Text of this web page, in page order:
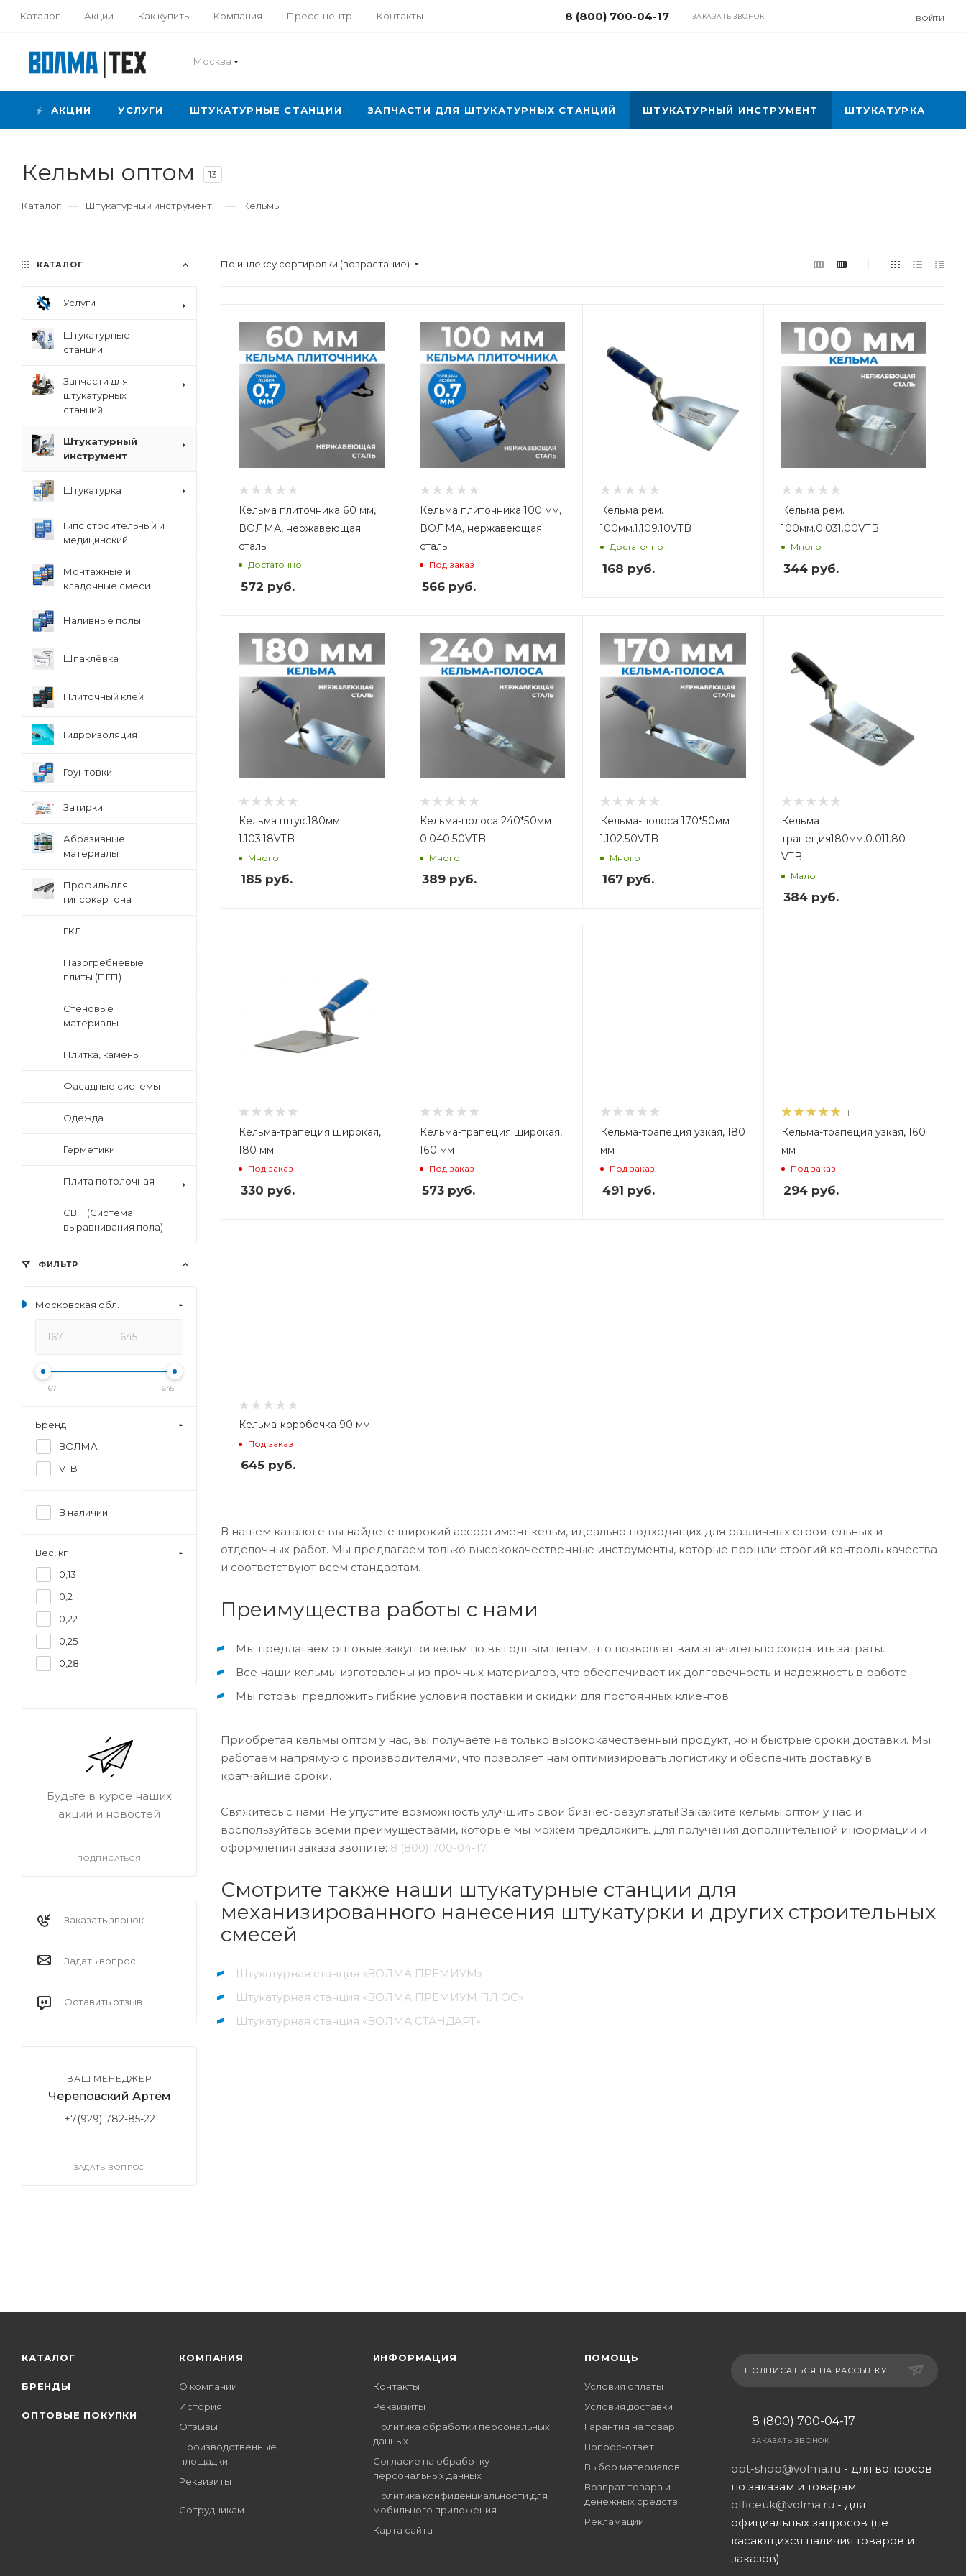
Каталог Акции Как купить Компания Пресс-центр Контакты 8 (800) 700-04-17 ЗАКАЗАТЬ ЗВОНОК ВОЙТИ
Москва
АКЦИИ УСЛУГИ ШТУКАТУРНЫЕ СТАНЦИИ ЗАПЧАСТИ ДЛЯ ШТУКАТУРНЫХ СТАНЦИЙ ШТУКАТУРНЫЙ ИНСТРУМЕНТ ШТУКАТУРКА
Кельмы оптом 13
Каталог — Штукатурный инструмент — Кельмы
По индексу сортировки (возрастание)
0,13
Кельма плиточника 60 мм,
ВОЛМА, нержавеющая
сталь
Достаточно
572 руб.
Вес, кг
0,13
Кельма плиточника 100 мм,
ВОЛМА, нержавеющая
сталь
Под заказ
566руб.
Кельма рем.
100мм.1.109.10VTB
Достаточно
168 руб.
Кельма рем.
100мм.0.031.00VTB
Много
344руб.
Кельма штук.180мм.
1.103.18VTB
Много
185 руб.
Кельма-полоса 240*50мм
0.040.50VTB
Много
389руб.
Кельма-полоса 170*50мм
1.102.50VTB
Много
167 руб.
Кельма
трапеция180мм.0.011.80
VTB
Мало
384руб.
0,28
Кельма-трапеция широкая,
180 мм
Под заказ
330 руб.
Кельма-трапеция широкая,
160 мм
Под заказ
573руб.
Кельма-трапеция узкая, 180
мм
Под заказ
491 руб.
1
Кельма-трапеция узкая, 160
мм
Под заказ
294руб.
Кельма-коробочка 90 мм
Под заказ
645 руб.
В нашем каталоге вы найдете широкий ассортимент кельм, идеально подходящих для различных строительных и
отделочных работ. Мы предлагаем только высококачественные инструменты, которые прошли строгий контроль качества
и соответствуют всем стандартам.
Преимущества работы с нами
Мы предлагаем оптовые закупки кельм по выгодным ценам, что позволяет вам значительно сократить затраты.
Все наши кельмы изготовлены из прочных материалов, что обеспечивает их долговечность и надежность в работе.
Мы готовы предложить гибкие условия поставки и скидки для постоянных клиентов.
Приобретая кельмы оптом у нас, вы получаете не только высококачественный продукт, но и быстрые сроки доставки. Мы
работаем напрямую с производителями, что позволяет нам оптимизировать логистику и обеспечить доставку в
кратчайшие сроки.
Свяжитесь с нами. Не упустите возможность улучшить свои бизнес-результаты! Закажите кельмы оптом у нас и
воспользуйтесь всеми преимуществами, которые мы можем предложить. Для получения дополнительной информации и
оформления заказа звоните: 8 (800) 700-04-17.
Смотрите также наши штукатурные станции для
механизированного нанесения штукатурки и других строительных
смесей
Штукатурная станция «ВОЛМА ПРЕМИУМ»
Штукатурная станция «ВОЛМА ПРЕМИУМ ПЛЮС»
Штукатурная станция «ВОЛМА СТАНДАРТ»
КАТАЛОГ
Услуги
Штукатурные
станции
Запчасти для
штукатурных
станций
Штукатурный
инструмент
Штукатурка
Гипс строительный и
медицинский
Монтажные и
кладочные смеси
Наливные полы
Шпаклёвка
Плиточный клей
Гидроизоляция
Грунтовки
Затирки
Абразивные
материалы
Профиль для
гипсокартона
ГКЛ
Пазогребневые
плиты (ПГП)
Стеновые
материалы
Плитка, камень
Фасадные системы
Одежда
Герметики
Плита потолочная
СВП (Система
выравнивания пола)
ФИЛЬТР
Московская обл.
167 645
Бренд
ВОЛМА
VTB
В наличии
Вес, кг
0,13
0,2
0,22
0,25
0,28
Будьте в курсе наших
акций и новостей
ПОДПИСАТЬСЯ
Заказать звонок
Задать вопрос
Оставить отзыв
ВАШ МЕНЕДЖЕР
Череповский Артём
+7(929) 782-85-22
ЗАДАТЬ ВОПРОС
КАТАЛОГ
БРЕНДЫ
ОПТОВЫЕ ПОКУПКИ
КОМПАНИЯ
О компании
История
Отзывы
Производственные
площадки
Реквизиты
Сотрудникам
ИНФОРМАЦИЯ
Контакты
Реквизиты
Политика обработки персональных
данных
Согласие на обработку
персональных данных
Политика конфиденциальности для
мобильного приложения
Карта сайта
ПОМОЩЬ
Условия оплаты
Условия доставки
Гарантия на товар
Вопрос-ответ
Выбор материалов
Возврат товара и
денежных средств
Рекламации
ПОДПИСАТЬСЯ НА РАССЫЛКУ
8 (800) 700-04-17
ЗАКАЗАТЬ ЗВОНОК
opt-shop@volma.ru - для вопросов
по заказам и товарам
officeuk@volma.ru - для
официальных запросов (не
касающихся наличия товаров и
заказов)